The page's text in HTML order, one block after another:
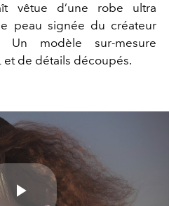
vêtue d’une robe ultra
peau signée du créateur
Un modèle sur-mesure
de détails découpés.